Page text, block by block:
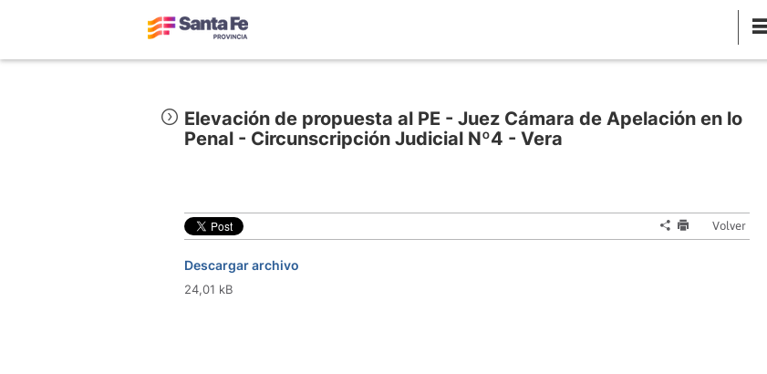
Elevación de propuesta al PE - Juez Cámara de Apelación en lo
Penal - Circunscripción Judicial Nº4 - Vera
Volver
Descargar archivo
24,01 kB